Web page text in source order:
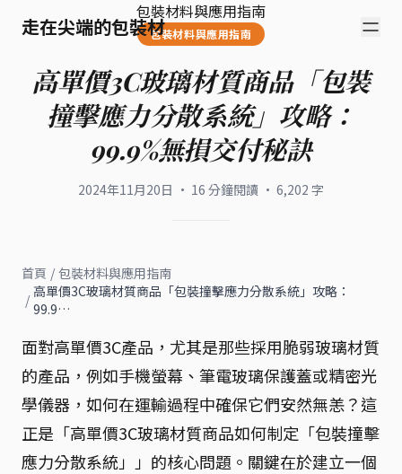
走在尖端的包裝材
包裝材料與應用指南
包裝材料與應用指南
高單價3C玻璃材質商品「包裝
撞擊應力分散系統」攻略：
99.9%無損交付秘訣
2024年11月20日 · 16 分鐘閱讀 · 6,202 字
首頁 / 包裝材料與應用指南
/ 高單價3C玻璃材質商品「包裝撞擊應力分散系統」攻略：
99.9…
面對高單價3C產品，尤其是那些採用脆弱玻璃材質
的產品，例如手機螢幕、筆電玻璃保護蓋或精密光
學儀器，如何在運輸過程中確保它們安然無恙？這
正是「高單價3C玻璃材質商品如何制定「包裝撞擊
應力分散系統」」的核心問題。關鍵在於建立一個